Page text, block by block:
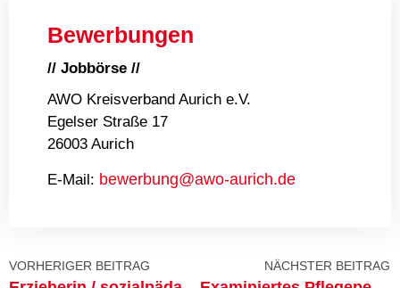
Bewerbungen
// Jobbörse //
AWO Kreisverband Aurich e.V.
Egelser Straße 17
26003 Aurich
E-Mail: bewerbung@awo-aurich.de
VORHERIGER BEITRAG NÄCHSTER BEITRAG